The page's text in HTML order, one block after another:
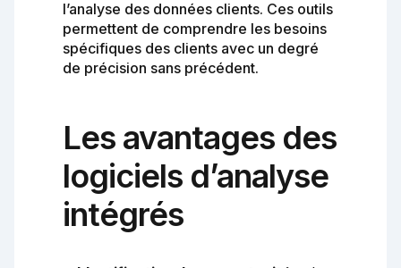
l’analyse des données clients. Ces outils
permettent de comprendre les besoins
spécifiques des clients avec un degré
de précision sans précédent.
Les avantages des
logiciels d’analyse
intégrés